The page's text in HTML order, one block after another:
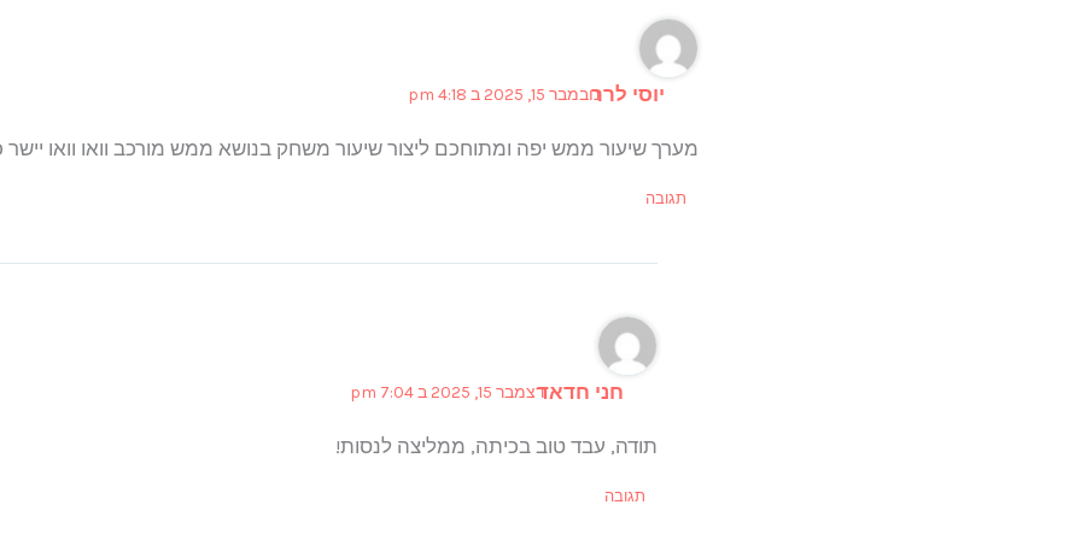
יוסי לררנובמבר 15, 2025 ב 4:18 pm
מערך שיעור ממש יפה ומתוחכם ליצור שיעור משחק בנושא ממש מורכב וואו וואו יישר
תגובה
חני חדאדדצמבר 15, 2025 ב 7:04 pm
תודה, עבד טוב בכיתה, ממליצה לנסות!
תגובה